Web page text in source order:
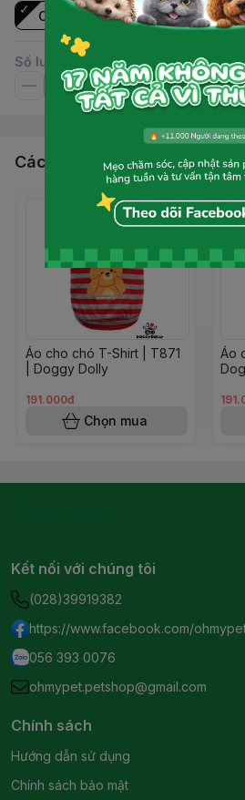
Cái
Số lượng
Các sản phẩm, dịch vụ khác
Áo cho chó T-Shirt | T871
| Doggy Dolly
191.000đ
Chọn mua
Áo
Kết nối với chúng tôi
(028)39919382
https://www.facebook.com/
056 393 0076
ohmypet.petshop@gmail.com
Chính sách
Hướng dẫn sử dụng
Chính sách bảo mật